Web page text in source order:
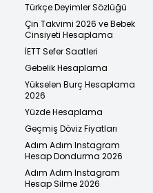
Türkçe Deyimler Sözlüğü
Çin Takvimi 2026 ve Bebek
Cinsiyeti Hesaplama
İETT Sefer Saatleri
Gebelik Hesaplama
Yükselen Burç Hesaplama
2026
Yüzde Hesaplama
Geçmiş Döviz Fiyatları
Adım Adım Instagram
Hesap Dondurma 2026
Adım Adım Instagram
Hesap Silme 2026